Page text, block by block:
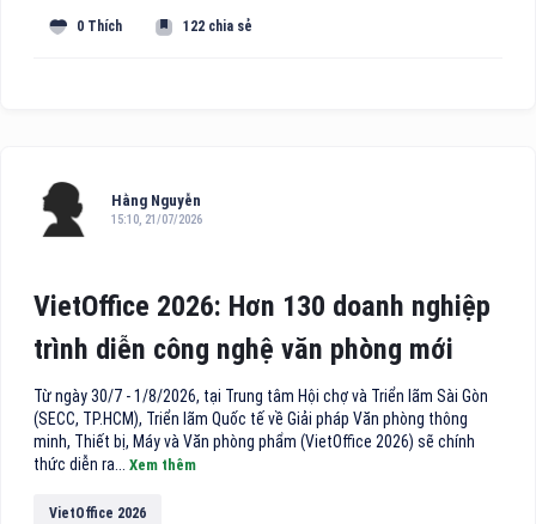
0 Thích 122 chia sẻ
Hằng Nguyễn
15:10, 21/07/2026
VietOffice 2026: Hơn 130 doanh nghiệp
trình diễn công nghệ văn phòng mới
Từ ngày 30/7 - 1/8/2026, tại Trung tâm Hội chợ và Triển lãm Sài Gòn
(SECC, TP.HCM), Triển lãm Quốc tế về Giải pháp Văn phòng thông
minh, Thiết bị, Máy và Văn phòng phẩm (VietOffice 2026) sẽ chính
thức diễn ra... Xem thêm
VietOffice 2026